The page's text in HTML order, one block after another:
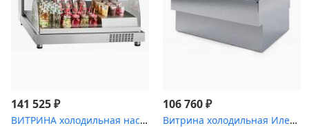
141 525₽
ВИТРИНА холодильная настольная -01 21000807730 [ВХН-70]
106 760₽
Витрина холодильная Илеть ,8 Cube [ВХС-1 (динамика)]